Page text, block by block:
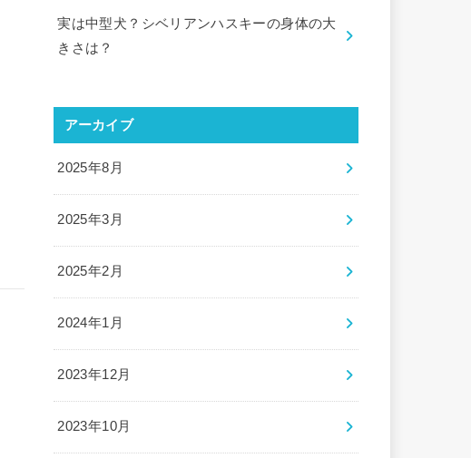
実は中型犬？シベリアンハスキーの身体の大
きさは？
アーカイブ
2025年8月
2025年3月
2025年2月
2024年1月
2023年12月
2023年10月